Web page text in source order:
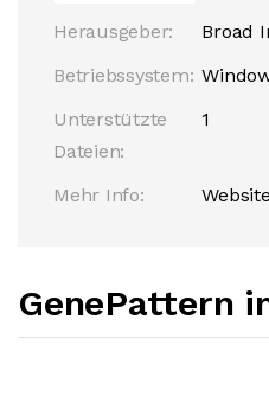
Herausgeber:
Broad
Betriebssystem:
Unterstützte
Dateien:
1
Mehr Info:
GenePattern